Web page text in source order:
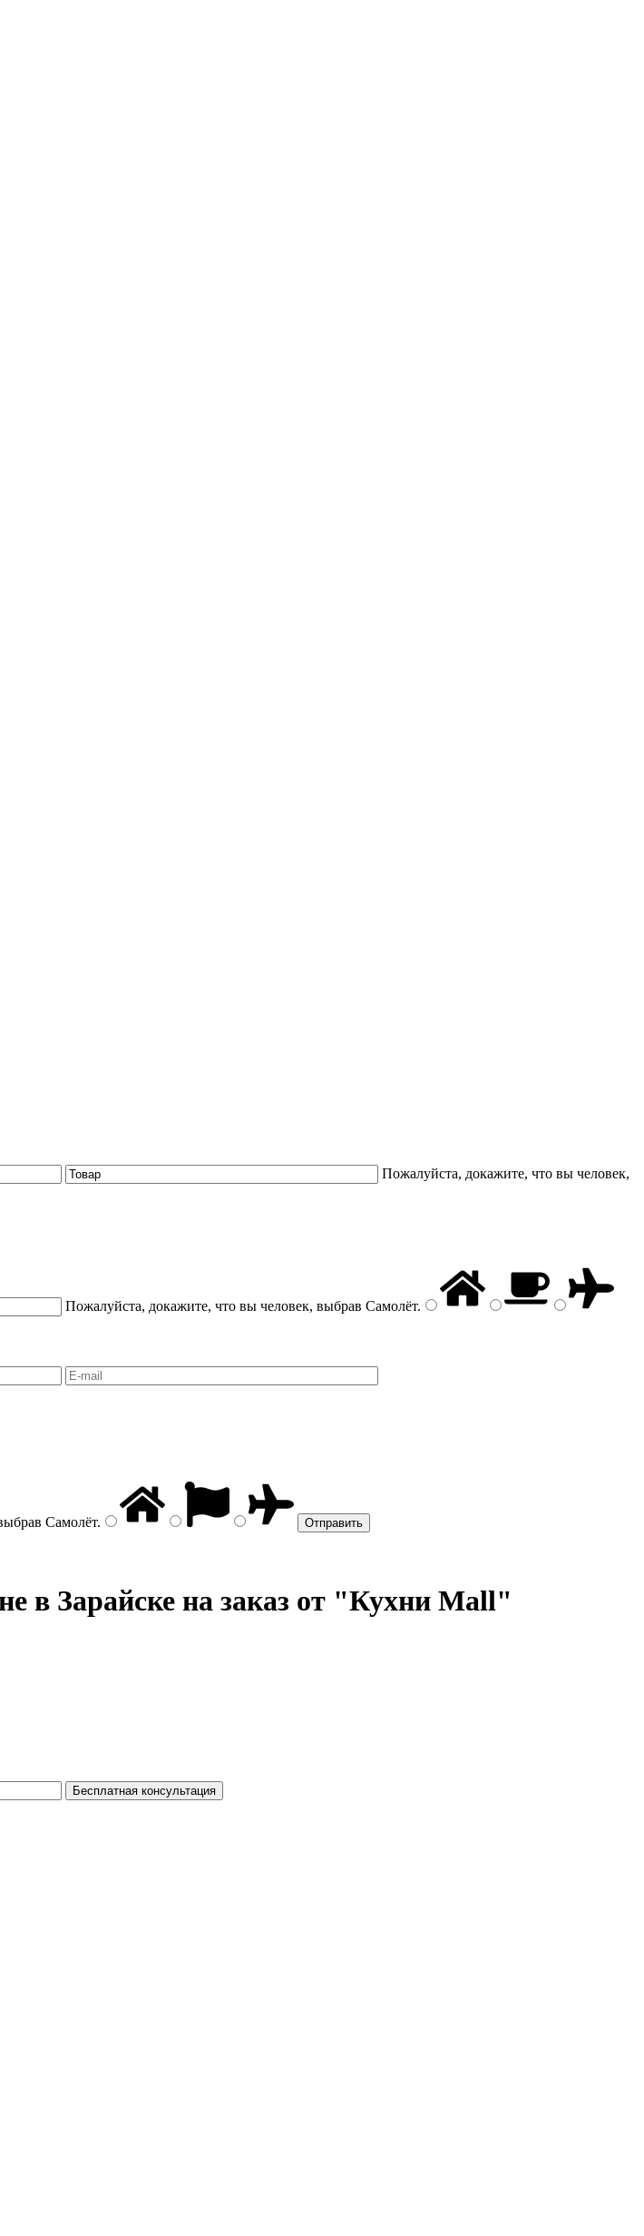
Пожалуйста, докажите, что вы человек,
Пожалуйста, докажите, что вы человек, выбрав Самолёт.
Самолёт.
в Зарайске на заказ от "Кухни Mall"